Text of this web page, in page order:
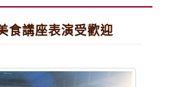
食講座表演受歡迎